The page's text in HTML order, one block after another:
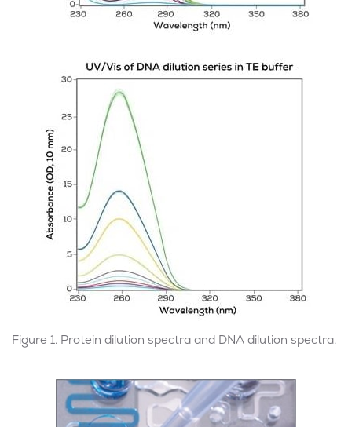
Figure 1. Protein dilution spectra and DNA dilution spectra.